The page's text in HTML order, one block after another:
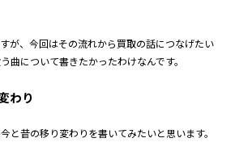
が、今回はその流れから買取の話につなげたい
曲について書きたかったわけなんです。
わり
と昔の移り変わりを書いてみたいと思います。